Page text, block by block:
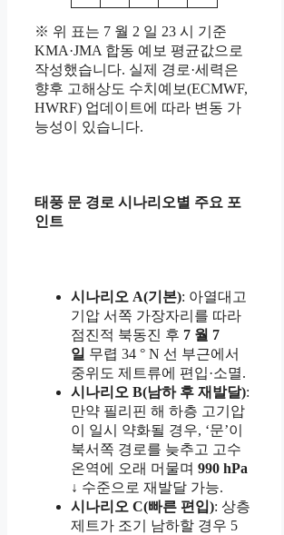
※ 위 표는 7 월 2 일 23 시 기준
KMA·JMA 합동 예보 평균값으로
작성했습니다. 실제 경로·세력은
향후 고해상도 수치예보(ECMWF,
HWRF) 업데이트에 따라 변동 가
능성이 있습니다.
태풍 문 경로 시나리오별 주요 포
인트
시나리오 A(기본): 아열대고
기압 서쪽 가장자리를 따라
점진적 북동진 후 7 월 7
일 무렵 34 ° N 선 부근에서
중위도 제트류에 편입·소멸.
시나리오 B(남하 후 재발달):
만약 필리핀 해 하층 고기압
이 일시 약화될 경우, ‘문’이
북서쪽 경로를 늦추고 고수
온역에 오래 머물며 990 hPa
↓ 수준으로 재발달 가능.
시나리오 C(빠른 편입): 상층
제트가 조기 남하할 경우 5